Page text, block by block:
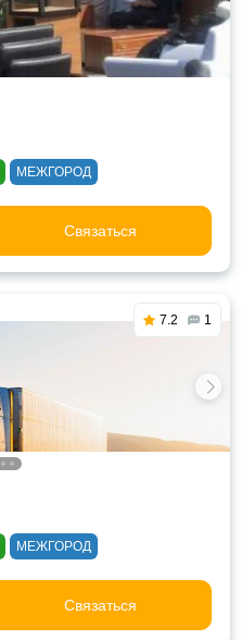
МЕЖГОРОД
Связаться
7.2 1
МЕЖГОРОД
Связаться